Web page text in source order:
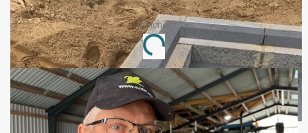
Annonce
Loading...